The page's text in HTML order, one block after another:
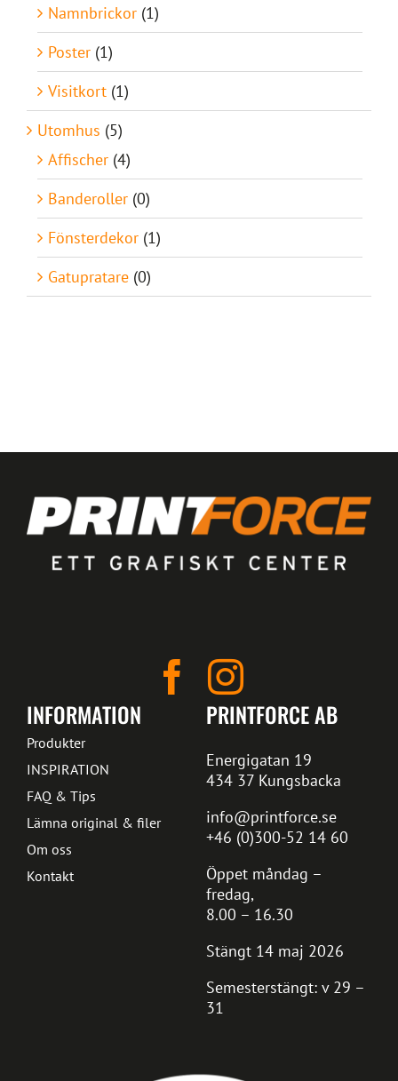
Namnbrickor (1)
Poster (1)
Visitkort (1)
Utomhus (5)
Affischer (4)
Banderoller (0)
Fönsterdekor (1)
Gatupratare (0)
PRINTFORCE AB
Energigatan 19
434 37 Kungsbacka
info@printforce.se
+46 (0)300-52 14 60
Öppet måndag –
fredag,
8.00 – 16.30
Stängt 14 maj 2026
Semesterstängt: v 29 –
31
INFORMATION
Produkter
INSPIRATION
FAQ & Tips
Lämna original & filer
Om oss
Kontakt